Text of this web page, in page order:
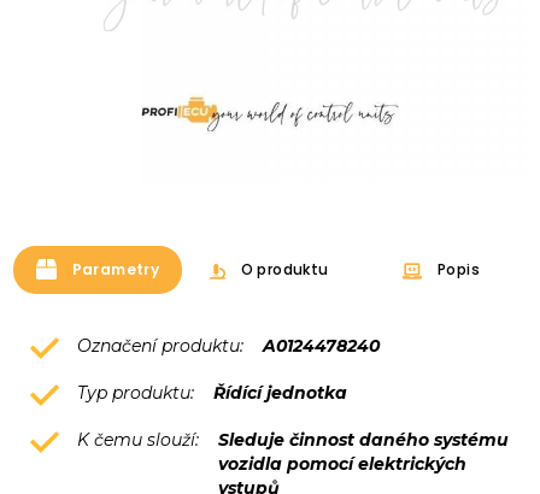
Parametry O produktu Popis
Označení produktu: A0124478240
Typ produktu: Řídící jednotka
K čemu slouží:
Sleduje činnost daného systému
vozidla pomocí elektrických
vstupů